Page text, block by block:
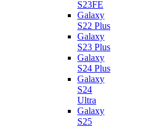
S23FE
Galaxy
S22 Plus
Galaxy
S23 Plus
Galaxy
S24 Plus
Galaxy
S24
Ultra
Galaxy
S25